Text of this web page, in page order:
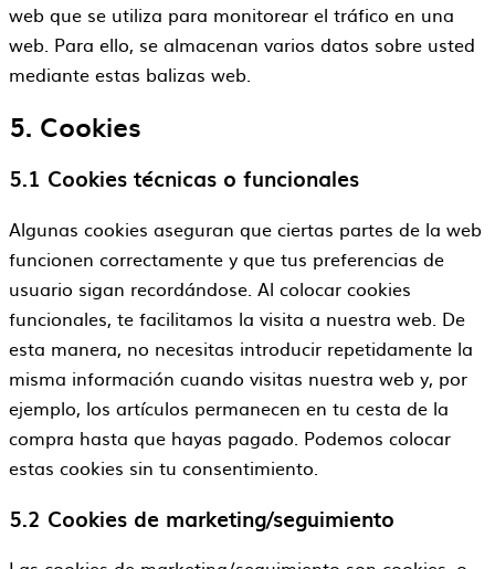
web que se utiliza para monitorear el tráfico en una
web. Para ello, se almacenan varios datos sobre usted
mediante estas balizas web.
5. Cookies
5.1 Cookies técnicas o funcionales
Algunas cookies aseguran que ciertas partes de la web
funcionen correctamente y que tus preferencias de
usuario sigan recordándose. Al colocar cookies
funcionales, te facilitamos la visita a nuestra web. De
esta manera, no necesitas introducir repetidamente la
misma información cuando visitas nuestra web y, por
ejemplo, los artículos permanecen en tu cesta de la
compra hasta que hayas pagado. Podemos colocar
estas cookies sin tu consentimiento.
5.2 Cookies de marketing/seguimiento